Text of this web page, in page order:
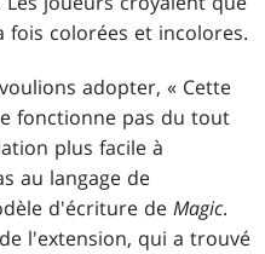
fois colorées et incolores.
adopter, « Cette
fonctionne pas du tout
plus facile à
au langage de
d'écriture deMagic.
l'extension, qui a trouvé